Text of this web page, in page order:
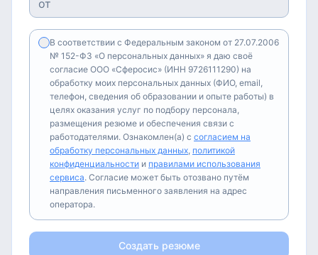
В соответствии с Федеральным законом от 27.07.2006
№ 152-ФЗ «О персональных данных» я даю своё
согласие ООО «Сферосис» (ИНН 9726111290) на
обработку моих персональных данных (ФИО, email,
телефон, сведения об образовании и опыте работы) в
целях оказания услуг по подбору персонала,
размещения резюме и обеспечения связи с
работодателями. Ознакомлен(а) с согласием на
обработку персональных данных, политикой
конфиденциальности и правилами использования
сервиса. Согласие может быть отозвано путём
направления письменного заявления на адрес
оператора.
Создать резюме